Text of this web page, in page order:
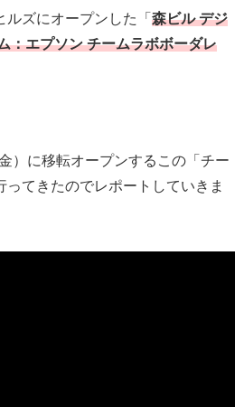
ズにオープンした「 森ビル デジ
：エプソン チームラボボーダレ
）に移転オープンするこの「チー
ってきたのでレポートしていきま